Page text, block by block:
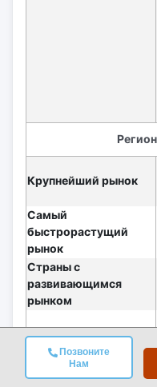
Позвоните
Нам
Крупнейший рынок
Самый
быстрорастущий
рынок
Страны с
развивающимся
рынком